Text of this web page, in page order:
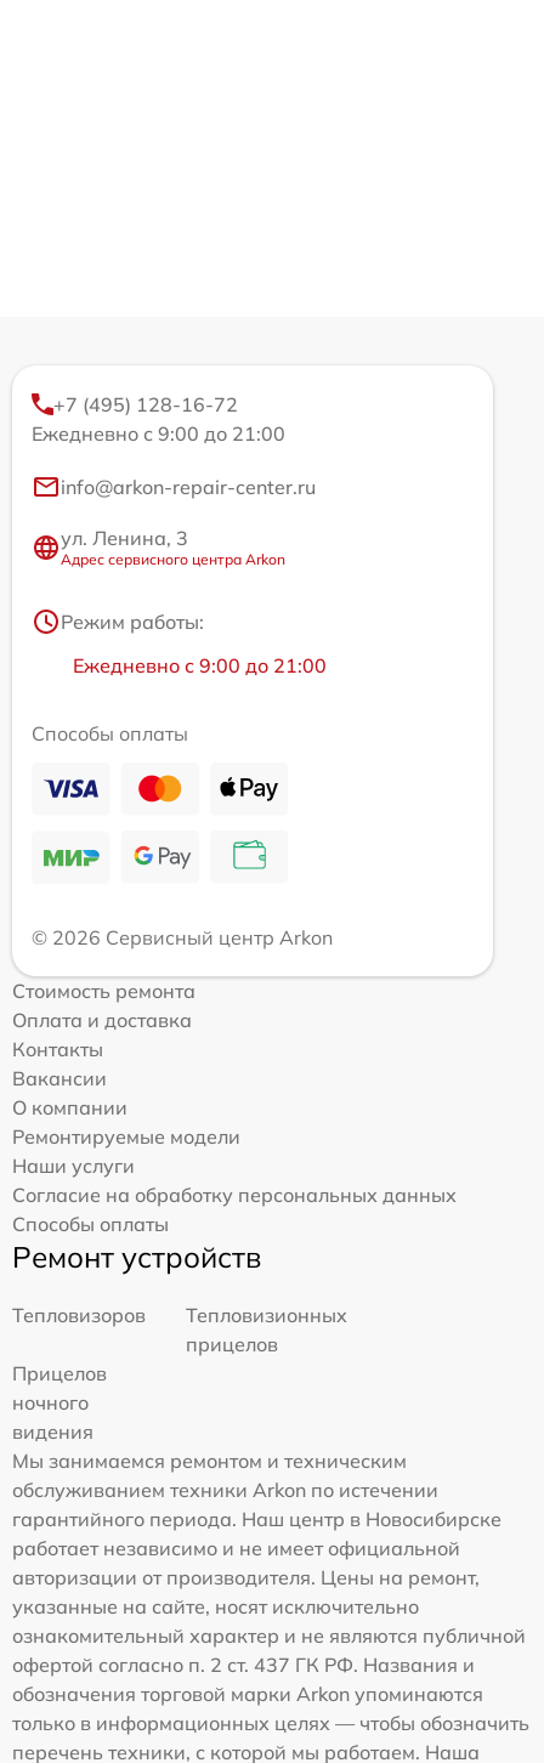
+7 (495) 128-16-72
Ежедневно с 9:00 до 21:00
info@arkon-repair-center.ru
ул. Ленина, 3
Адрес сервисного центра Arkon
Режим работы:
Ежедневно с 9:00 до 21:00
Способы оплаты
© 2026 Сервисный центр Arkon
Стоимость ремонта
Оплата и доставка
Контакты
Вакансии
О компании
Ремонтируемые модели
Наши услуги
Согласие на обработку персональных данных
Способы оплаты
Ремонт устройств
Тепловизоров
Тепловизионных
прицелов
Прицелов
ночного
видения
Мы занимаемся ремонтом и техническим
обслуживанием техники Arkon по истечении
гарантийного периода. Наш центр в Новосибирске
работает независимо и не имеет официальной
авторизации от производителя. Цены на ремонт,
указанные на сайте, носят исключительно
ознакомительный характер и не являются публичной
офертой согласно п. 2 ст. 437 ГК РФ. Названия и
обозначения торговой марки Arkon упоминаются
только в информационных целях — чтобы обозначить
перечень техники, с которой мы работаем. Наша